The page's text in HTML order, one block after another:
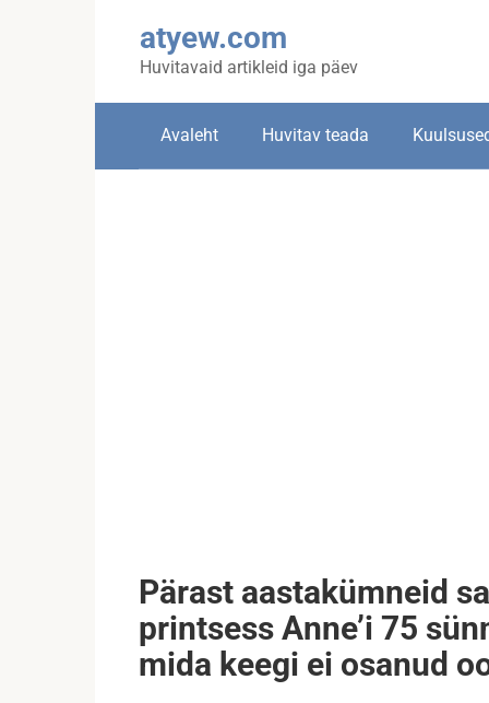
atyew.com
Huvitavaid artikleid iga päev
Avaleht Huvitav teada
Pärast aastakümneid
printsess Anne’i 75
mida keegi ei osanud